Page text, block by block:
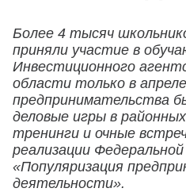
Более 4 тысяч
приняли участие в
Инвестиционного
области только в
предпринимательства
деловые игры в
тренинги и очные
реализации
«Популяризация
деятельности».